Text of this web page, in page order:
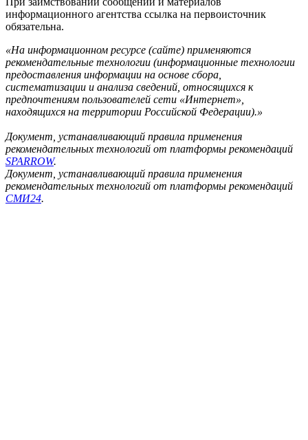
информационного агентства ссылка на первоисточник
обязательна.
«На информационном ресурсе (сайте) применяются
рекомендательные технологии (информационные технологии
предоставления информации на основе сбора,
систематизации и анализа сведений, относящихся к
предпочтениям пользователей сети «Интернет»,
находящихся на территории Российской Федерации).»
Документ, устанавливающий правила применения
рекомендательных технологий от платформы рекомендаций
SPARROW.
Документ, устанавливающий правила применения
рекомендательных технологий от платформы рекомендаций
СМИ24.